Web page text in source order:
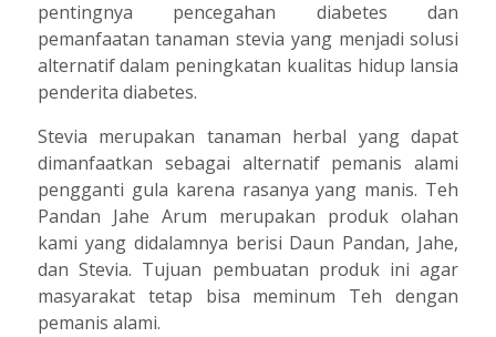
pentingnya pencegahan diabetes dan
pemanfaatan tanaman stevia yang menjadi solusi
alternatif dalam peningkatan kualitas hidup lansia
penderita diabetes.
Stevia merupakan tanaman herbal yang dapat
dimanfaatkan sebagai alternatif pemanis alami
pengganti gula karena rasanya yang manis. Teh
Pandan Jahe Arum merupakan produk olahan
kami yang didalamnya berisi Daun Pandan, Jahe,
dan Stevia. Tujuan pembuatan produk ini agar
masyarakat tetap bisa meminum Teh dengan
pemanis alami.